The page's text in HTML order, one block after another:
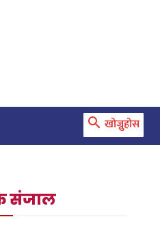
खोज्नुहोस
संजाल